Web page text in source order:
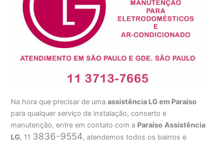
Na hora que precisar de umaassistência LG em Paraíso
para qualquer serviço de instalação, conserto e
manutenção, entre em contato com a Paraíso Assistência
LG, 11 3836-9554, atendemos todos os bairros e